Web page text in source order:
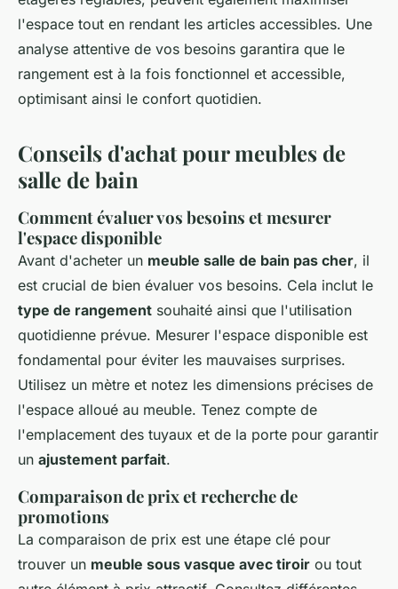
l'espace tout en rendant les articles accessibles. Une
analyse attentive de vos besoins garantira que le
rangement est à la fois fonctionnel et accessible,
optimisant ainsi le confort quotidien.
Conseils d'achat pour meubles de
salle de bain
Comment évaluer vos besoins et mesurer
l'espace disponible
Avant d'acheter un meuble salle de bain pas cher, il
est crucial de bien évaluer vos besoins. Cela inclut le
type de rangement souhaité ainsi que l'utilisation
quotidienne prévue. Mesurer l'espace disponible est
fondamental pour éviter les mauvaises surprises.
Utilisez un mètre et notez les dimensions précises de
l'espace alloué au meuble. Tenez compte de
l'emplacement des tuyaux et de la porte pour garantir
un ajustement parfait.
Comparaison de prix et recherche de
promotions
La comparaison de prix est une étape clé pour
trouver un meuble sous vasque avec tiroir ou tout